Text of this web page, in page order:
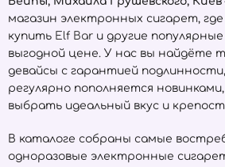
магазин электронных сигарет,
купить Elf Bar и другие
выгодной цене. У нас вы найдёте
девайсы с гарантией
регулярно пополняется
выбрать идеальный вкус и
В каталоге собраны самые
одноразовые электронные